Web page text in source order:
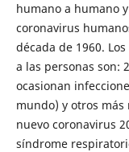
humano a humano
coronavirus
década de 1960.
a las personas son:
ocasionan
mundo) y otros más
nuevo coronavirus
síndrome